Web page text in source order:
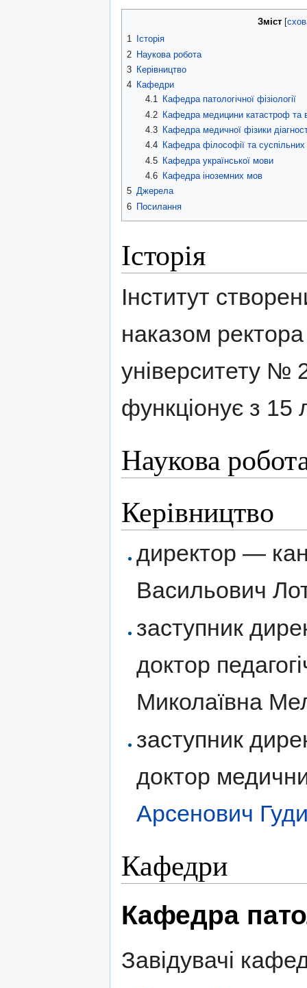
Зміст[
1
Історія
2 Наукова робота
3 Керівництво
4 Кафедри
4.1
Кафедра патологічної фізіології
4.2
Кафедра медицини катастроф та
4.3
Кафедра медичної фізики
4.4
Кафедра філософії та суспільних
4.5 Кафедра української мови
4.6
Кафедра іноземних мов
5 Джерела
6 Посилання
Історія
Інститут
наказом ректора
університету №
функціонує з 15
Наукова
Керівництво
директор —
Васильович
заступник
доктор
Миколаївна
заступник
доктор
Арсенович
Кафедри
Кафедра
Завідувачі